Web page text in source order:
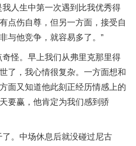
我人生中第一次遇到比我优秀得
点伤自尊，但另一方面，接受自
与他竞争，就容易多了。”
奇怪。早上我们从弗里克那里得
了，我心情很复杂。一方面想和
面又知道他此刻正经历情感上的
要赢，他肯定为我们感到骄
了。中场休息后就没碰过尼古